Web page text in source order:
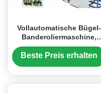
Vollautomatische Bügel-
Banderoliermaschine,
einzelner Schrauben-
Haustier-Bügel, der
Beste Preis erhalten